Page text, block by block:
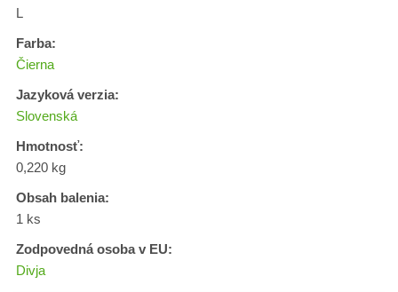
L
Farba:
Čierna
Jazyková verzia:
Slovenská
Hmotnosť:
0,220 kg
Obsah balenia:
1 ks
Zodpovedná osoba v EU:
Divja